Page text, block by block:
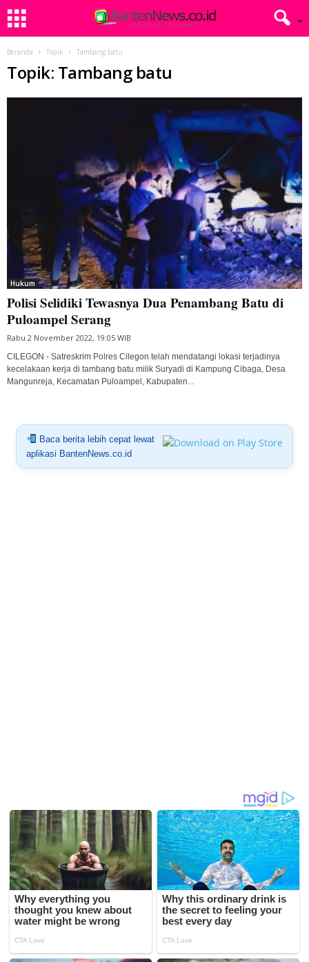
Beranda Topik Tambang batu
Topik: Tambang batu
Hukum
Polisi Selidiki Tewasnya Dua Penambang Batu di
Puloampel Serang
Rabu 2 November 2022, 19:05 WIB
CILEGON - Satreskrim Polres Cilegon telah mendatangi lokasi terjadinya
kecelakaan kerja di tambang batu milik Suryadi di Kampung Cibaga, Desa
Mangunreja, Kecamatan Puloampel, Kabupaten...
Baca berita lebih cepat lewat
aplikasi BantenNews.co.id